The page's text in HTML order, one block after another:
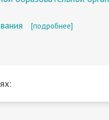
[подробнее]